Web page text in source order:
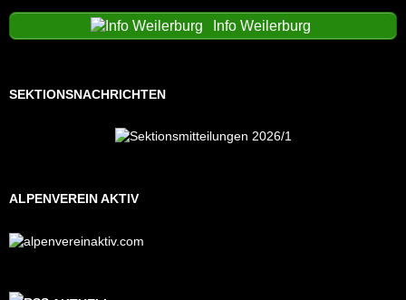
Info Weilerburg
SEKTIONSNACHRICHTEN
ALPENVEREIN AKTIV